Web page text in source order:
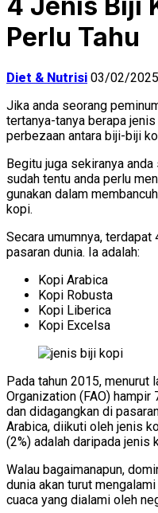
4 Jenis Biji
Perlu Tahu
Diet & Nutrisi 03/02/2025
Jika anda seorang
tertanya-tanya berapa
perbezaan antara biji-biji
Begitu juga sekiranya
sudah tentu anda perlu
gunakan dalam
kopi.
Secara umumnya,
pasaran dunia. Ia adalah:
Kopi Arabica
Kopi Robusta
Kopi Liberica
Kopi Excelsa
Pada tahun 2015, menurut
Organization (FAO) hampir
dan didagangkan di
Arabica, diikuti oleh jenis
(2%) adalah daripada jenis
Walau bagaimanapun,
dunia akan turut
cuaca yang dialami oleh